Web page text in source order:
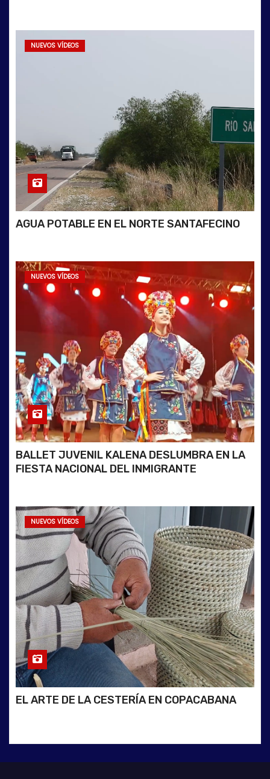
NUEVOS VÍDEOS
AGUA POTABLE EN EL NORTE SANTAFECINO
NUEVOS VÍDEOS
BALLET JUVENIL KALENA DESLUMBRA EN LA
FIESTA NACIONAL DEL INMIGRANTE
NUEVOS VÍDEOS
EL ARTE DE LA CESTERÍA EN COPACABANA